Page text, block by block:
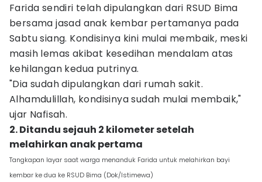
Farida sendiri telah dipulangkan dari RSUD Bima
bersama jasad anak kembar pertamanya pada
Sabtu siang. Kondisinya kini mulai membaik, meski
masih lemas akibat kesedihan mendalam atas
kehilangan kedua putrinya.
"Dia sudah dipulangkan dari rumah sakit.
Alhamdulillah, kondisinya sudah mulai membaik,"
ujar Nafisah.
2. Ditandu sejauh 2 kilometer setelah
melahirkan anak pertama
Tangkapan layar saat warga menanduk Farida untuk melahirkan bayi
kembar ke dua ke RSUD Bima (Dok/Istimewa)